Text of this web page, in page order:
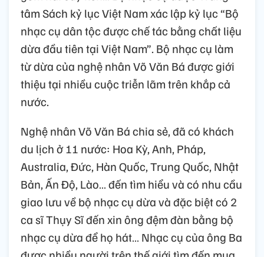
tâm Sách kỷ lục Việt Nam xác lập kỷ lục “Bộ
nhạc cụ dân tộc được chế tác bằng chất liệu
dừa đầu tiên tại Việt Nam”. Bộ nhạc cụ làm
từ dừa của nghệ nhân Võ Văn Bá được giới
thiệu tại nhiều cuộc triễn lãm trên khắp cả
nước.
Nghệ nhân Võ Văn Bá chia sẻ, đã có khách
du lịch ở 11 nước: Hoa Kỳ, Anh, Pháp,
Australia, Đức, Hàn Quốc, Trung Quốc, Nhật
Bản, Ấn Độ, Lào… đến tìm hiểu và có nhu cầu
giao lưu về bộ nhạc cụ dừa và đặc biệt có 2
ca sĩ Thụy Sĩ đến xin ông đệm đàn bằng bộ
nhạc cụ dừa để họ hát… Nhạc cụ của ông Ba